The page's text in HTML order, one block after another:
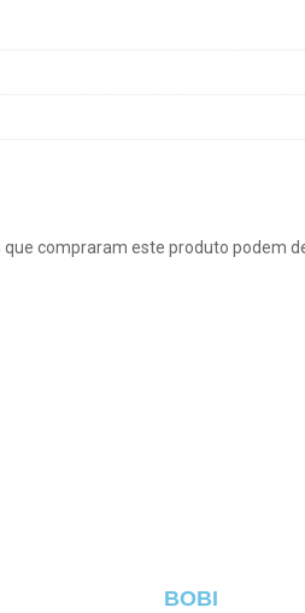
compraram este produto podem
BOBINA